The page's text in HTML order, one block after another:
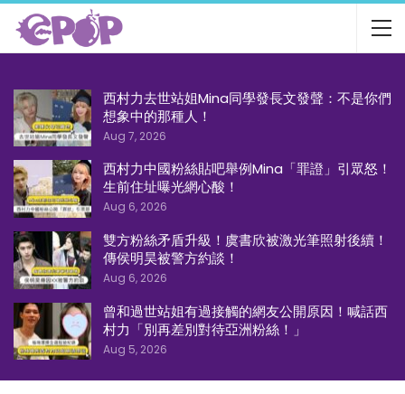
西村力去世站姐Mina同學發長文發聲：不是你們
想象中的那種人！
Aug 7, 2026
西村力中國粉絲貼吧舉例Mina「罪證」引眾怒！
生前住址曝光網心酸！
Aug 6, 2026
雙方粉絲矛盾升級！虞書欣被激光筆照射後續！
傳侯明昊被警方約談！
Aug 6, 2026
曾和過世站姐有過接觸的網友公開原因！喊話西
村力「別再差別對待亞洲粉絲！」
Aug 5, 2026